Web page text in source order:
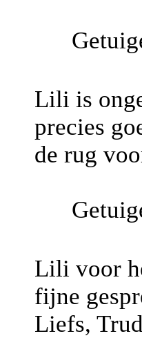
Lili is
precies
de rug
Lili voor
fijne
Liefs,